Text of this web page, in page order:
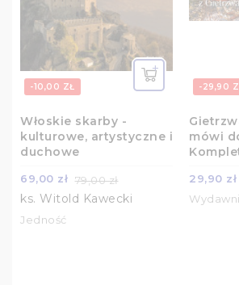
-10,00 ZŁ
Włoskie skarby -
kulturowe, artystyczne i
duchowe
69,00 zł 79,00 zł
ks. Witold Kawecki
Jedność
-29,90
mówi
29,90 zł